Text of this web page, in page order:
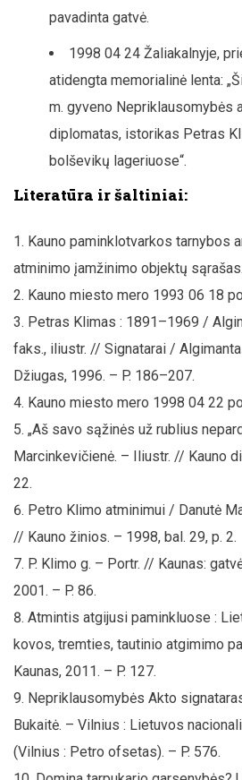
pavadinta gatvė.
1998 04 24 Žaliakalnyje,
atidengta memorialinė lenta:
m. gyveno Nepriklausomybės
diplomatas, istorikas Petras
bolševikų lageriuose“.
Literatūra ir šaltiniai:
Kauno paminklotvarkos tarnybos
atminimo įamžinimo objektų sąrašas.
Kauno miesto mero 1993 06 18
Petras Klimas : 1891–1969 /
faks., iliustr. // Signatarai /
Džiugas, 1996. – P. 186–207.
Kauno miesto mero 1998 04 22
„Aš savo sąžinės už rublius
Marcinkevičienė. – Iliustr. // Kauno
22.
Petro Klimo atminimui / Danutė
// Kauno žinios. – 1998, bal. 29, p. 2.
P. Klimo g. – Portr. // Kaunas:
2001. – P. 86.
Atmintis atgijusi paminkluose :
kovos, tremties, tautinio atgimimo
Kaunas, 2011. – P. 127.
Nepriklausomybės Akto
Bukaitė. – Vilnius : Lietuvos
(Vilnius : Petro ofsetas). – P. 576.